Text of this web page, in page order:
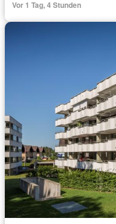
Vor 1 Tag, 4 Stunden